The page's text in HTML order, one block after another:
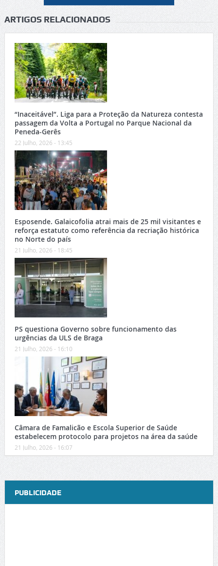
ARTIGOS RELACIONADOS
“Inaceitável”. Liga para a Proteção da Natureza contesta
passagem da Volta a Portugal no Parque Nacional da
Peneda-Gerês
22 Julho, 2026 - 13:45
Esposende. Galaicofolia atrai mais de 25 mil visitantes e
reforça estatuto como referência da recriação histórica
no Norte do país
21 Julho, 2026 - 18:45
PS questiona Governo sobre funcionamento das
urgências da ULS de Braga
21 Julho, 2026 - 16:10
Câmara de Famalicão e Escola Superior de Saúde
estabelecem protocolo para projetos na área da saúde
21 Julho, 2026 - 16:07
PUBLICIDADE